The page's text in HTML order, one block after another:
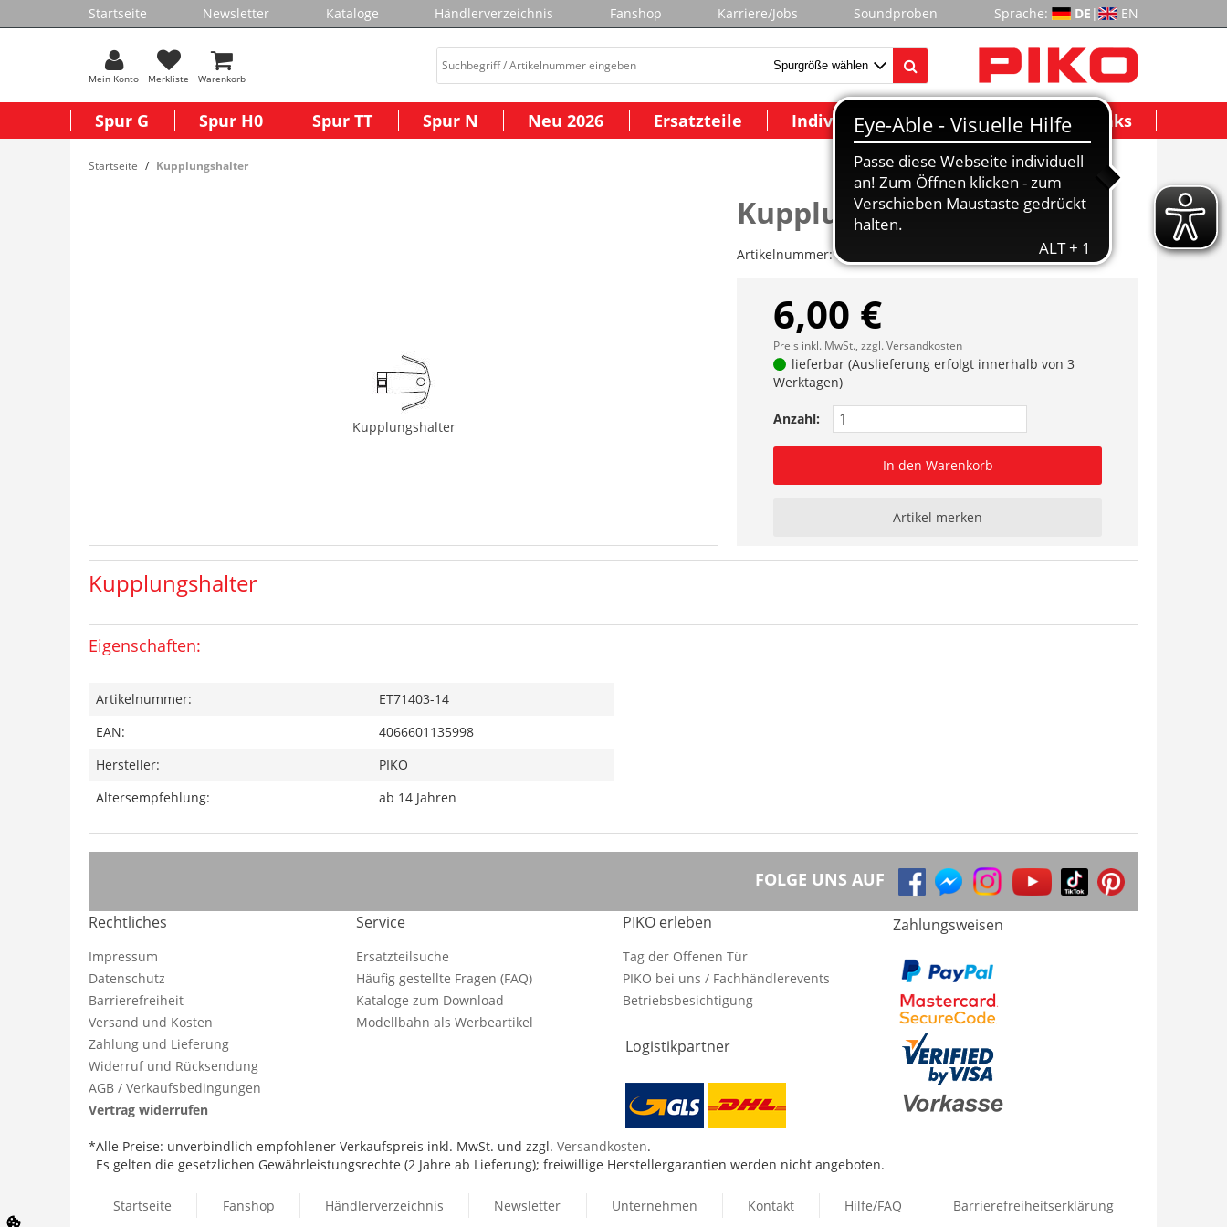
Startseite Newsletter Kataloge Händlerverzeichnis Fanshop Karriere/Jobs Soundproben Sprache: DE | EN
Mein Konto Merkliste Warenkorb
Spur G Spur H0 Spur TT Spur N Neu 2026 Ersatzteile Individuelle Modelle Wichtige Links
Startseite Kupplungshalter
Kupplungshalter
Kupplungshalter
Artikelnummer:ET71403-14
6,00 €
Preis inkl. MwSt., zzgl.Versandkosten
lieferbar (Auslieferung erfolgt innerhalb von 3
Werktagen)
Anzahl:
In den Warenkorb
Artikel merken
Kupplungshalter
Eigenschaften:
Artikelnummer:
ET71403-14
EAN:
4066601135998
Hersteller:
PIKO
Altersempfehlung:
ab 14 Jahren
FOLGE UNS AUF
Rechtliches
Impressum
Datenschutz
Barrierefreiheit
Versand und Kosten
Zahlung und Lieferung
Widerruf und Rücksendung
AGB / Verkaufsbedingungen
Vertrag widerrufen
Service
Ersatzteilsuche
Häufig gestellte Fragen (FAQ)
Kataloge zum Download
Modellbahn als Werbeartikel
PIKO erleben
Tag der Offenen Tür
PIKO bei uns / Fachhändlerevents
Betriebsbesichtigung
Logistikpartner
Zahlungsweisen
*Alle Preise: unverbindlich empfohlener Verkaufspreis inkl. MwSt. und zzgl. Versandkosten.
Es gelten die gesetzlichen Gewährleistungsrechte (2 Jahre ab Lieferung); freiwillige Herstellergarantien werden nicht angeboten.
Startseite Fanshop Händlerverzeichnis Newsletter Unternehmen Kontakt Hilfe/FAQ Barrierefreiheitserklärung